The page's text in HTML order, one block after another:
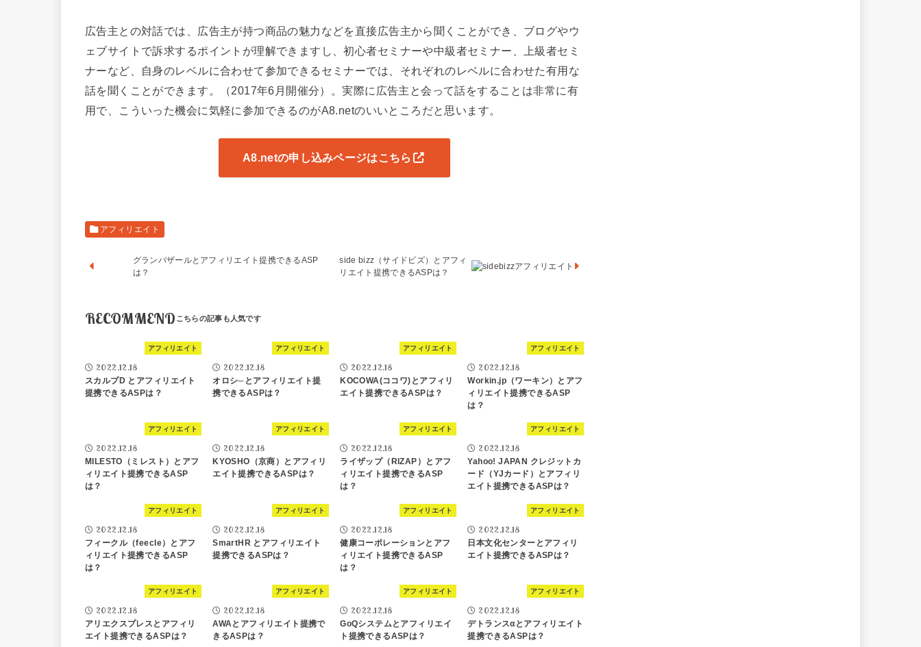
広告主との対話では、広告主が持つ商品の魅力などを直接広告主から聞くことができ、ブログやウ
ェブサイトで訴求するポイントが理解できますし、初心者セミナーや中級者セミナー、上級者セミ
ナーなど、自身のレベルに合わせて参加できるセミナーでは、それぞれのレベルに合わせた有用な
話を聞くことができます。（2017年6月開催分）。実際に広告主と会って話をすることは非常に有
用で、こういった機会に気軽に参加できるのがA8.netのいいところだと思います。
A8.netの申し込みページはこちら
アフィリエイト
グランバザールとアフィリエイト提携できるASP
は？
side bizz（サイドビズ）とアフィ
リエイト提携できるASPは？
RECOMMEND
アフィリエイト
2022.12.18
スカルプD とアフィリエイト
提携できるASPは？
アフィリエイト
2022.12.18
オロシ─とアフィリエイト提
携できるASPは？
アフィリエイト
2022.12.18
KOCOWA(ココワ)とアフィリ
エイト提携できるASPは？
アフィリエイト
2022.12.18
Workin.jp（ワーキン）とアフ
ィリエイト提携できるASP
は？
アフィリエイト
2022.12.18
MILESTO（ミレスト）とアフ
ィリエイト提携できるASP
は？
アフィリエイト
2022.12.18
KYOSHO（京商）とアフィリ
エイト提携できるASPは？
アフィリエイト
2022.12.18
ライザップ（RIZAP）とアフ
ィリエイト提携できるASP
は？
アフィリエイト
2022.12.18
Yahoo! JAPAN クレジットカ
ード（YJカード）とアフィリ
エイト提携できるASPは？
アフィリエイト
2022.12.18
フィークル（feecle）とアフ
ィリエイト提携できるASP
は？
アフィリエイト
2022.12.18
SmartHR とアフィリエイト
提携できるASPは？
アフィリエイト
2022.12.18
健康コーポレーションとアフ
ィリエイト提携できるASP
は？
アフィリエイト
2022.12.18
日本文化センターとアフィリ
エイト提携できるASPは？
アフィリエイト
2022.12.18
アリエクスプレスとアフィリ
エイト提携できるASPは？
アフィリエイト
2022.12.18
AWAとアフィリエイト提携で
きるASPは？
アフィリエイト
2022.12.18
GoQシステムとアフィリエイ
ト提携できるASPは？
アフィリエイト
2022.12.18
デトランスαとアフィリエイト
提携できるASPは？